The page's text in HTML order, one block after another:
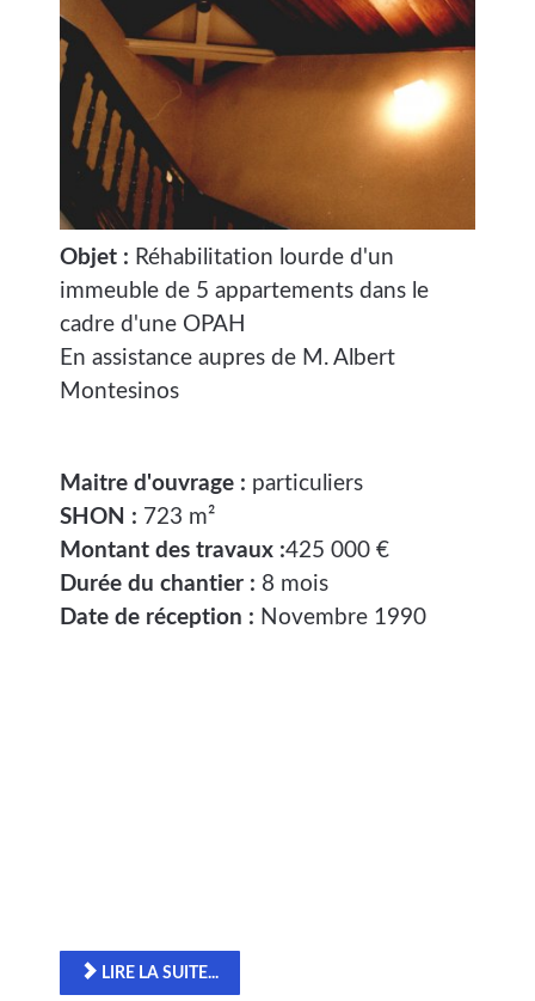
Objet : Réhabilitation lourde d'un
immeuble de 5 appartements dans le
cadre d'une OPAH
En assistance aupres de M. Albert
Montesinos
Maitre d'ouvrage : particuliers
SHON : 723 m²
Montant des travaux :425 000 €
Durée du chantier : 8 mois
Date de réception : Novembre 1990
LIRE LA SUITE...